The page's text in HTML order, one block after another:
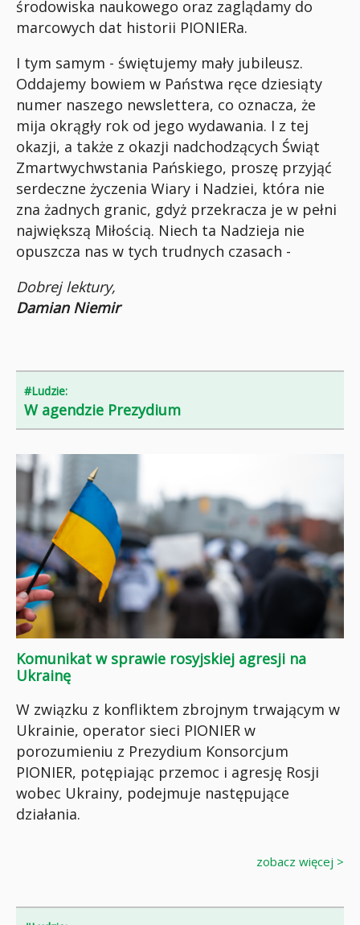
środowiska naukowego oraz zaglądamy do
marcowych dat historii PIONIERa.
I tym samym - świętujemy mały jubileusz.
Oddajemy bowiem w Państwa ręce dziesiąty
numer naszego newslettera, co oznacza, że
mija okrągły rok od jego wydawania. I z tej
okazji, a także z okazji nadchodzących Świąt
Zmartwychwstania Pańskiego, proszę przyjąć
serdeczne życzenia Wiary i Nadziei, która nie
zna żadnych granic, gdyż przekracza je w pełni
największą Miłością. Niech ta Nadzieja nie
opuszcza nas w tych trudnych czasach -
Dobrej lektury,
Damian Niemir
#Ludzie:
W agendzie Prezydium
Komunikat w sprawie rosyjskiej agresji na
Ukrainę
W związku z konfliktem zbrojnym trwającym w
Ukrainie, operator sieci PIONIER w
porozumieniu z Prezydium Konsorcjum
PIONIER, potępiając przemoc i agresję Rosji
wobec Ukrainy, podejmuje następujące
działania.
zobacz więcej >